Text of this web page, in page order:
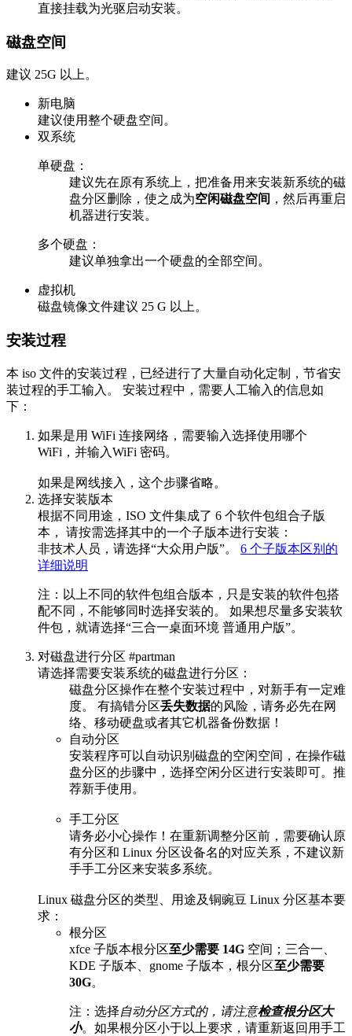
直接挂载为光驱启动安装。
磁盘空间
建议 25G 以上。
新电脑
建议使用整个硬盘空间。
双系统
单硬盘：
建议先在原有系统上，把准备用来安装新系统的磁
盘分区删除，使之成为空闲磁盘空间 ，然后再重启
机器进行安装。
多个硬盘：
建议单独拿出一个硬盘的全部空间。
虚拟机
磁盘镜像文件建议 25 G 以上。
安装过程
本 iso 文件的安装过程，已经进行了大量自动化定制，节省安
装过程的手工输入。 安装过程中，需要人工输入的信息如
下：
如果是用 WiFi 连接网络，需要输入选择使用哪个
WiFi，并输入WiFi 密码。
如果是网线接入，这个步骤省略。
选择安装版本
根据不同用途，ISO 文件集成了 6 个软件包组合子版
本， 请按需选择其中的一个子版本进行安装：
非技术人员，请选择“大众用户版”。 6 个子版本区别的
详细说明
注：以上不同的软件包组合版本，只是安装的软件包搭
配不同，不能够同时选择安装的。 如果想尽量多安装软
件包，就请选择“三合一桌面环境 普通用户版”。
对磁盘进行分区 #partman
请选择需要安装系统的磁盘进行分区：
磁盘分区操作在整个安装过程中，对新手有一定难
度。 有搞错分区丢失数据的风险，请务必先在网
络、移动硬盘或者其它机器备份数据！
自动分区
安装程序可以自动识别磁盘的空闲空间，在操作磁
盘分区的步骤中，选择空闲分区进行安装即可。推
荐新手使用。
手工分区
请务必小心操作！在重新调整分区前，需要确认原
有分区和 Linux 分区设备名的对应关系，不建议新
手手工分区来安装多系统。
Linux 磁盘分区的类型、用途及铜豌豆 Linux 分区基本要
求：
根分区
xfce 子版本根分区至少需要 14G 空间；三合一、
KDE 子版本、gnome 子版本，根分区至少需要
30G。
注：选择自动分区方式的，请注意检查根分区大
小。如果根分区小于以上要求，请重新返回用手工